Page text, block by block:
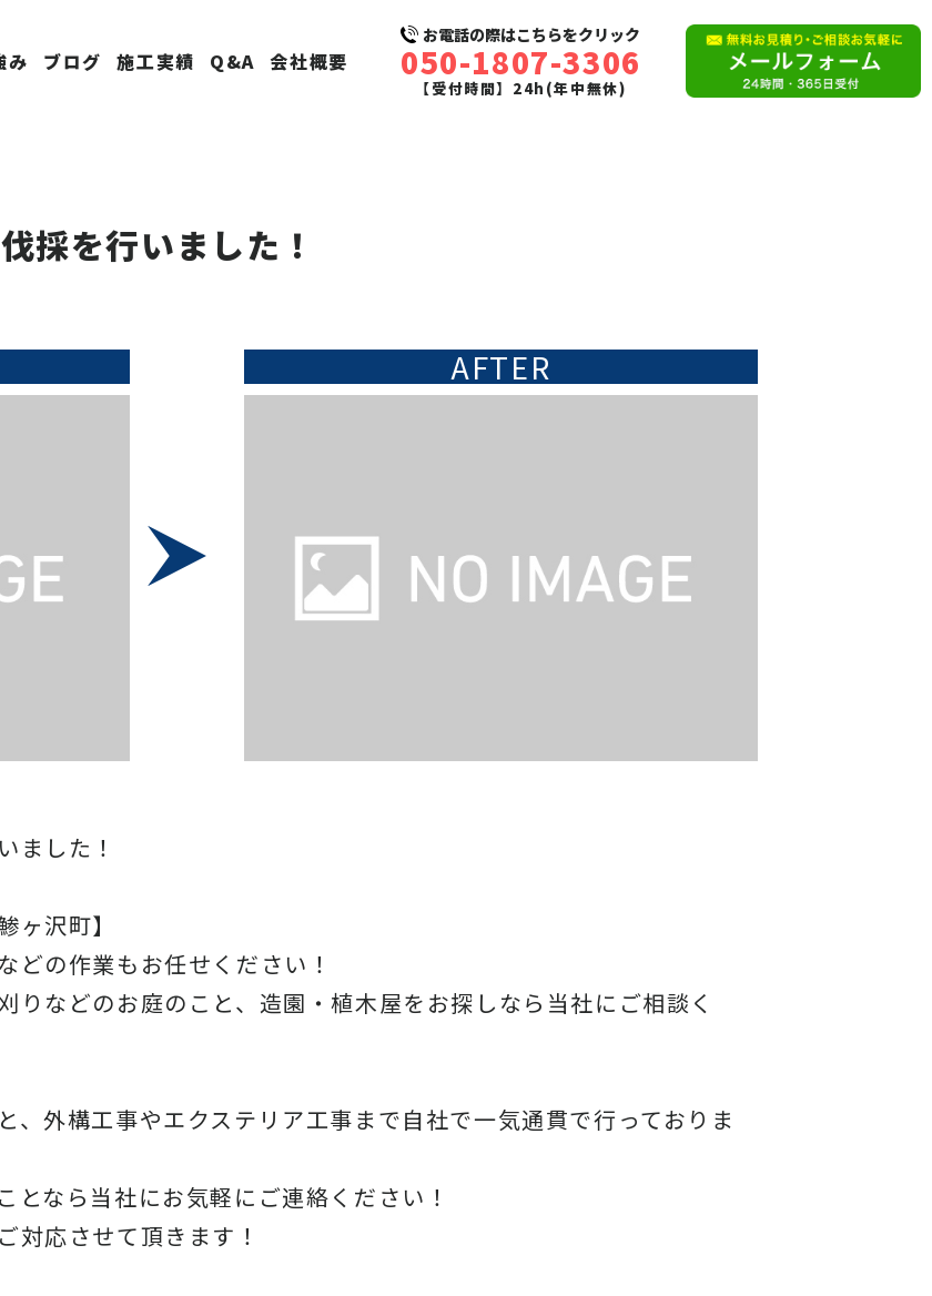
み ブログ 施工実績 Q&A 会社概要
お電話の際はこちらをクリック
050-1807-3306
【受付時間】24h(年中無休)
採を行いました！
AFTER
ました！
ヶ沢町】
どの作業もお任せください！
りなどのお庭のこと、造園・植木屋をお探しなら当社にご相談く
、外構工事やエクステリア工事まで自社で一気通貫で行っておりま
となら当社にお気軽にご連絡ください！
対応させて頂きます！